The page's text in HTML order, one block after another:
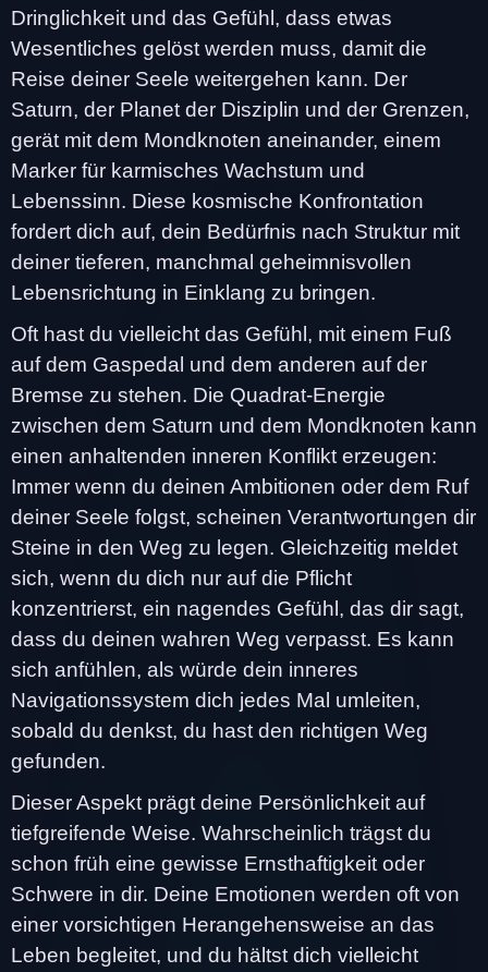
Dringlichkeit und das Gefühl, dass etwas
Wesentliches gelöst werden muss, damit die
Reise deiner Seele weitergehen kann. Der
Saturn, der Planet der Disziplin und der Grenzen,
gerät mit dem Mondknoten aneinander, einem
Marker für karmisches Wachstum und
Lebenssinn. Diese kosmische Konfrontation
fordert dich auf, dein Bedürfnis nach Struktur mit
deiner tieferen, manchmal geheimnisvollen
Lebensrichtung in Einklang zu bringen.
Oft hast du vielleicht das Gefühl, mit einem Fuß
auf dem Gaspedal und dem anderen auf der
Bremse zu stehen. Die Quadrat-Energie
zwischen dem Saturn und dem Mondknoten kann
einen anhaltenden inneren Konflikt erzeugen:
Immer wenn du deinen Ambitionen oder dem Ruf
deiner Seele folgst, scheinen Verantwortungen dir
Steine in den Weg zu legen. Gleichzeitig meldet
sich, wenn du dich nur auf die Pflicht
konzentrierst, ein nagendes Gefühl, das dir sagt,
dass du deinen wahren Weg verpasst. Es kann
sich anfühlen, als würde dein inneres
Navigationssystem dich jedes Mal umleiten,
sobald du denkst, du hast den richtigen Weg
gefunden.
Dieser Aspekt prägt deine Persönlichkeit auf
tiefgreifende Weise. Wahrscheinlich trägst du
schon früh eine gewisse Ernsthaftigkeit oder
Schwere in dir. Deine Emotionen werden oft von
einer vorsichtigen Herangehensweise an das
Leben begleitet, und du hältst dich vielleicht